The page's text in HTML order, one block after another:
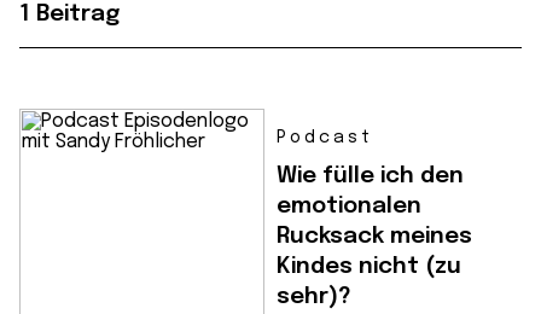
1 Beitrag
Podcast
Wie fülle ich den
emotionalen
Rucksack meines
Kindes nicht (zu
sehr)?